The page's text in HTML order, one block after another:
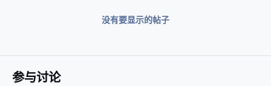
没有要显示的帖子
参与讨论